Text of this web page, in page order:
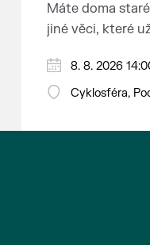
Máte doma
jiné věci, které
náušnice nebo
Chcete se zbavit
vám ve skříni
příchod 30
8. 8. 2026
Cyklosféra,